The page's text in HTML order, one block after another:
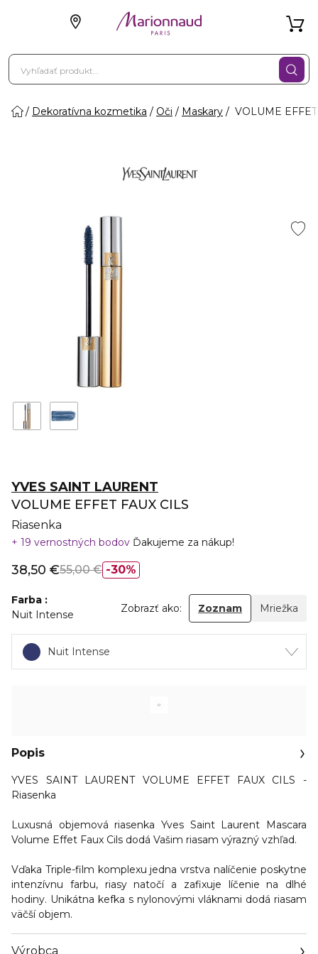
Dekoratívna kozmetika Oči Maskary VOLUME
YVES SAINT LAURENT
VOLUME EFFET FAUX CILS
Riasenka
19 vernostných bodov Ďakujeme za nákup!
30%
38,50 €55,00 €
Farba
Nuit Intense
Zobrazť ako: Zoznam Mriežka
Nuit Intense
Popis
YVES SAINT LAURENT VOLUME EFFET FAUX CILS -
Riasenka
Luxusná objemová riasenka Yves Saint Laurent Mascara
Volume Effet Faux Cils dodá Vašim riasam výrazný vzhľad.
Vďaka Triple-film komplexu jedna vrstva nalíčenie poskytne
intenzívnu farbu, riasy natočí a zafixuje líčenie na dlhé
hodiny. Unikátna kefka s nylonovými vláknami dodá riasam
väčší objem.
Výrobca